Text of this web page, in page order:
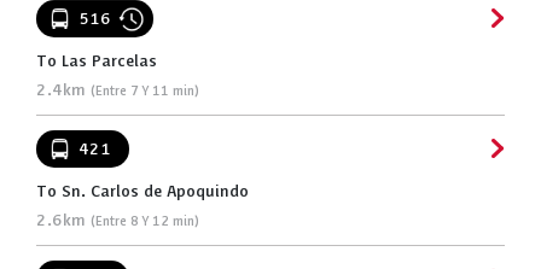
516
To Las Parcelas
2.4km (Entre 7 Y 11 min)
421
To Sn. Carlos de Apoquindo
2.6km (Entre 8 Y 12 min)